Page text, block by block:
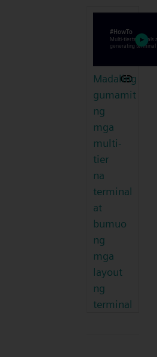
Madaling
gumamit
ng
mga
multi-
tier
na
terminal
at
bumuo
ng
mga
layout
ng
terminal